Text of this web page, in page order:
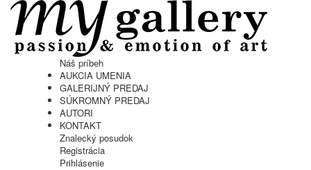
Náš príbeh
AUKCIA UMENIA
GALERIJNÝ PREDAJ
SÚKROMNÝ PREDAJ
AUTORI
KONTAKT
Znalecký posudok
Registrácia
Prihlásenie